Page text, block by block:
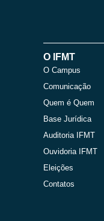
O IFMT
O Campus
Comunicação
Quem é Quem
Base Jurídica
Auditoria IFMT
Ouvidoria IFMT
Eleições
Contatos